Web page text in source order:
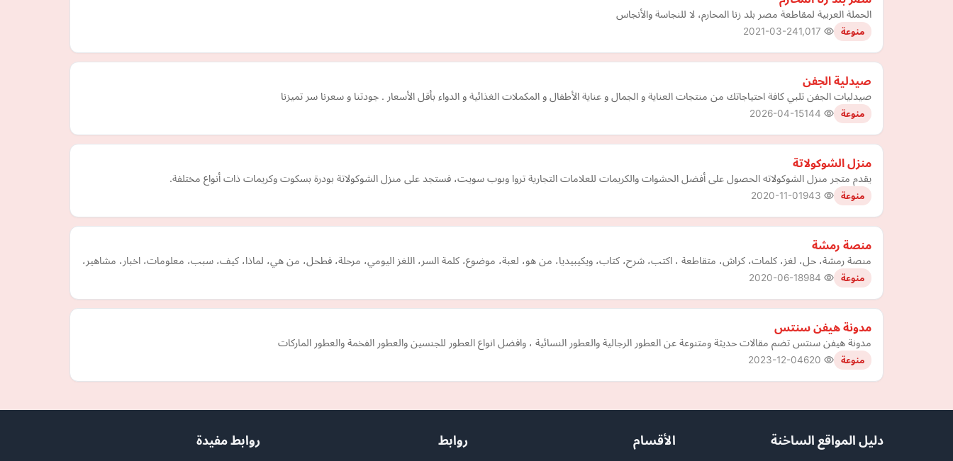
الحملة العربية لمقاطعة مصر بلد زنا المحارم، لا للنجاسة والأنجاس
منوعة 2021-03-24
صيدلية الجفن
صيدليات الجفن تلبي كافة احتياجاتك من منتجات العناية و الجمال و عناية الأطفال و المكملات الغذائية و الدواء بأقل الأسعار . جودتنا و سعرنا سر تميزنا
منوعة 2026-04-15
منزل الشوكولاتة
يقدم متجر منزل الشوكولاته الحصول على أفضل الحشوات والكريمات للعلامات التجارية تروا وبوب سويت، فستجد على منزل الشوكولاتة بودرة بسكوت وكريمات ذات أنواع مختلفة.
منوعة 2020-11-01
منصة رمشة
منصة رمشة، حل، لغز، كلمات، كراش، متقاطعة ، اكتب، شرح، كتاب، ويكيبيديا، من هو، لعبة، موضوع، كلمة السر، اللغز اليومي، مرحلة، فطحل، من هي، لماذا، كيف، سبب، معلومات، اخبار، مشاهير،
منوعة 2020-06-18
مدونة هيفن سنتس
مدونة هيفن سنتس تضم مقالات حديثة ومتنوعة عن العطور الرجالية والعطور النسائية ، وافضل انواع العطور للجنسين والعطور الفخمة والعطور الماركات
منوعة 2023-12-04
دليل المواقع الساخنة الأقسام روابط روابط مفيدة